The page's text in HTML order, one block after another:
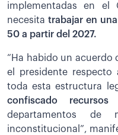
implementadas en
necesita trabajar en
50 a partir del 2027.
“Ha habido un acuerdo
el presidente
toda esta estructura
confiscado
departamentos de
inconstitucional”,